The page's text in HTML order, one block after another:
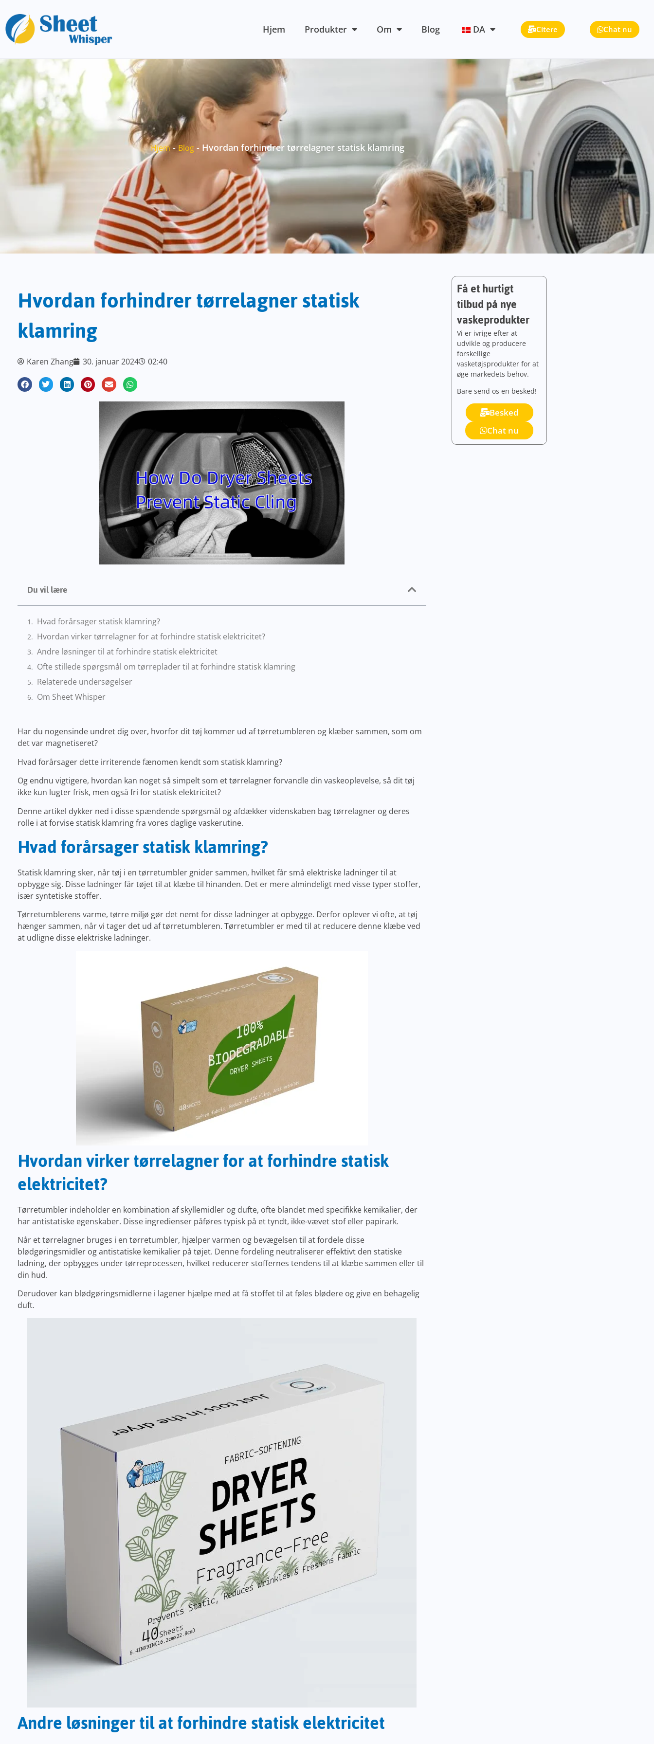
Hjem Produkter Om Blog DA Citere Chat nu
Hjem-Blog- Hvordan forhindrer tørrelagner statisk klamring
Hvordan forhindrer tørrelagner statisk
klamring
Karen Zhang 30. januar 2024 02:40
Du vil lære
Hvad forårsager statisk klamring?
Hvordan virker tørrelagner for at forhindre statisk elektricitet?
Andre løsninger til at forhindre statisk elektricitet
Ofte stillede spørgsmål om tørreplader til at forhindre statisk klamring
Relaterede undersøgelser
Om Sheet Whisper
Har du nogensinde undret dig over, hvorfor dit tøj kommer ud af tørretumbleren og klæber sammen, som om
det var magnetiseret?
Hvad forårsager dette irriterende fænomen kendt som statisk klamring?
Og endnu vigtigere, hvordan kan noget så simpelt som et tørrelagner forvandle din vaskeoplevelse, så dit tøj
ikke kun lugter frisk, men også fri for statisk elektricitet?
Denne artikel dykker ned i disse spændende spørgsmål og afdækker videnskaben bag tørrelagner og deres
rolle i at forvise statisk klamring fra vores daglige vaskerutine.
Hvad forårsager statisk klamring?
Statisk klamring sker, når tøj i en tørretumbler gnider sammen, hvilket får små elektriske ladninger til at
opbygge sig. Disse ladninger får tøjet til at klæbe til hinanden. Det er mere almindeligt med visse typer stoffer,
især syntetiske stoffer.
Tørretumblerens varme, tørre miljø gør det nemt for disse ladninger at opbygge. Derfor oplever vi ofte, at tøj
hænger sammen, når vi tager det ud af tørretumbleren. Tørretumbler er med til at reducere denne klæbe ved
at udligne disse elektriske ladninger.
Hvordan virker tørrelagner for at forhindre statisk
elektricitet?
Tørretumbler indeholder en kombination af skyllemidler og dufte, ofte blandet med specifikke kemikalier, der
har antistatiske egenskaber. Disse ingredienser påføres typisk på et tyndt, ikke-vævet stof eller papirark.
Når et tørrelagner bruges i en tørretumbler, hjælper varmen og bevægelsen til at fordele disse
blødgøringsmidler og antistatiske kemikalier på tøjet. Denne fordeling neutraliserer effektivt den statiske
ladning, der opbygges under tørreprocessen, hvilket reducerer stoffernes tendens til at klæbe sammen eller til
din hud.
Derudover kan blødgøringsmidlerne i lagener hjælpe med at få stoffet til at føles blødere og give en behagelig
duft.
Andre løsninger til at forhindre statisk elektricitet
Få et hurtigt
tilbud på nye
vaskeprodukter
Vi er ivrige efter at
udvikle og producere
forskellige
vasketøjsprodukter for at
øge markedets behov.
Bare send os en besked!
Besked
Chat nu